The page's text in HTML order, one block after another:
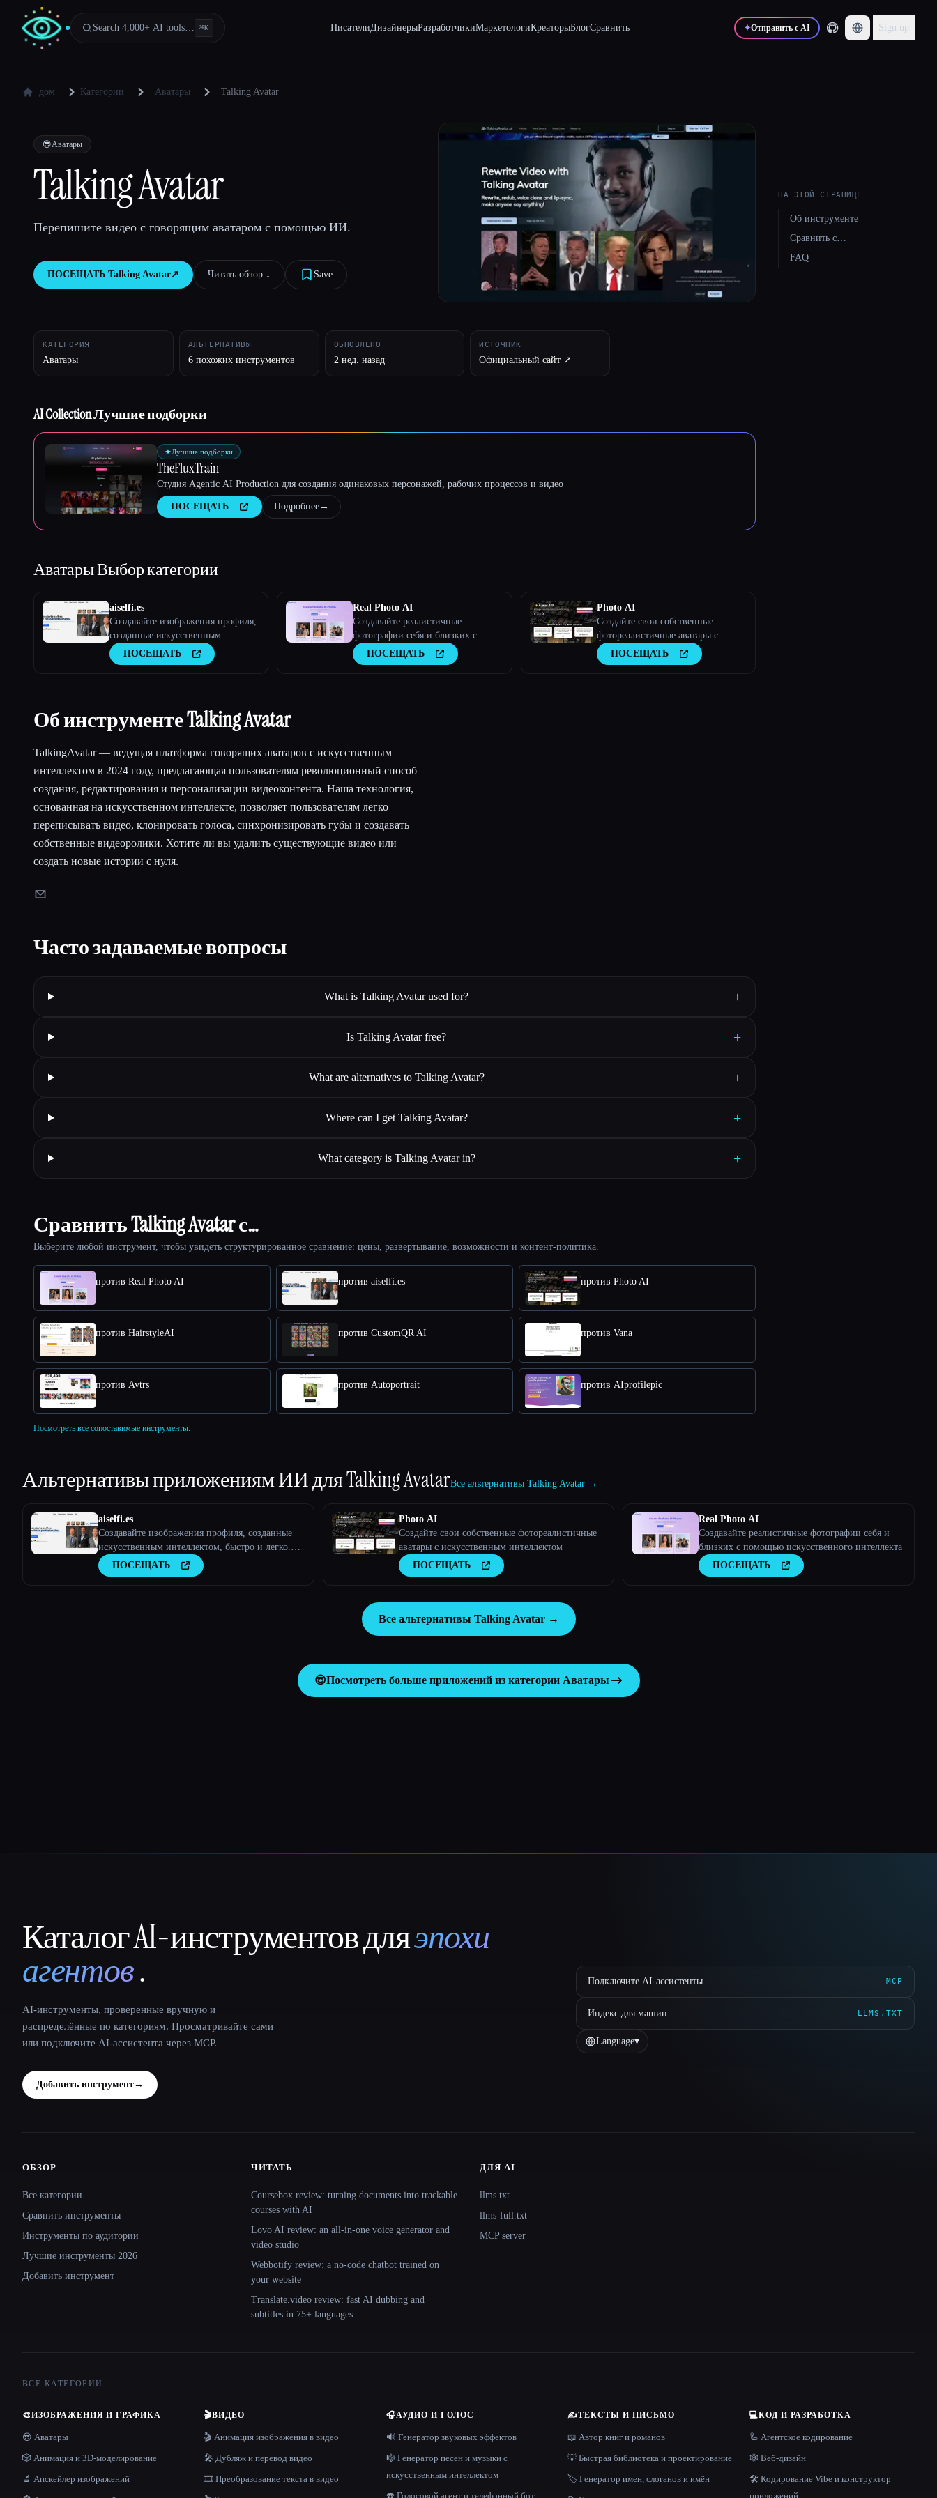
Search 4,000+ AI tools… ⌘K ПисателиДизайнерыРазработчикиМаркетологиКреаторыБлогСравнить ✦Отправить с AI Sign up
дом Категории Аватары Talking Avatar
😎Аватары
Talking Avatar
Перепишите видео с говорящим аватаром с помощью ИИ.
ПОСЕЩАТЬ Talking Avatar↗︎ Читать обзор ↓︎ Save
КАТЕГОРИЯ
Аватары
АЛЬТЕРНАТИВЫ
6 похожих инструментов
ОБНОВЛЕНО
2 нед. назад
ИСТОЧНИК
Официальный сайт ↗︎
AI Collection Лучшие подборки
★Лучшие подборки
TheFluxTrain
Студия Agentic AI Production для создания одинаковых персонажей, рабочих процессов и видео
ПОСЕЩАТЬ Подробнее→
АватарыВыбор категории
aiselfi.es
Создавайте изображения профиля,
созданные искусственным
интеллектом, быстро и легко.
Используйте наш инструмент для
искусственным интеллектом за
считанные минуты. Попробуйте →
ПОСЕЩАТЬ
Real Photo AI
Создавайте реалистичные
фотографии себя и близких с
помощью искусственного
интеллекта
ПОСЕЩАТЬ
Photo AI
Создайте свои собственные
фотореалистичные аватары с
искусственным интеллектом
ПОСЕЩАТЬ
Об инструменте Talking Avatar
TalkingAvatar — ведущая платформа говорящих аватаров с искусственным
интеллектом в 2024 году, предлагающая пользователям революционный способ
создания, редактирования и персонализации видеоконтента. Наша технология,
основанная на искусственном интеллекте, позволяет пользователям легко
переписывать видео, клонировать голоса, синхронизировать губы и создавать
собственные видеоролики. Хотите ли вы удалить существующие видео или
создать новые истории с нуля.
Часто задаваемые вопросы
What is Talking Avatar used for? +
Is Talking Avatar free? +
What are alternatives to Talking Avatar? +
Where can I get Talking Avatar? +
What category is Talking Avatar in? +
Сравнить Talking Avatar с…
Выберите любой инструмент, чтобы увидеть структурированное сравнение: цены, развертывание, возможности и контент-политика.
против Real Photo AI против aiselfi.es против Photo AI
против HairstyleAI против CustomQR AI против Vana
против Avtrs против Autoportrait против AIprofilepic
Посмотреть все сопоставимые инструменты.
НА ЭТОЙ СТРАНИЦЕ
Об инструменте
Сравнить с…
FAQ
Альтернативы приложениям ИИ дляTalking AvatarВсе альтернативы Talking Avatar →
aiselfi.es
Создавайте изображения профиля, созданные
искусственным интеллектом, быстро и легко.
Используйте наш инструмент для создания
бесплатных персонализированных изображений
ПОСЕЩАТЬ
Photo AI
Создайте свои собственные фотореалистичные
аватары с искусственным интеллектом
ПОСЕЩАТЬ
Real Photo AI
Создавайте реалистичные фотографии себя и
близких с помощью искусственного интеллекта
ПОСЕЩАТЬ
Все альтернативы Talking Avatar →
😎Посмотреть больше приложений из категории Аватары
That AI Collection
Каталог AI-инструментов дляэпохи
агентов.
AI-инструменты, проверенные вручную и
распределённые по категориям. Просматривайте сами
или подключите AI-ассистента через MCP.
Добавить инструмент→
Подключите AI-ассистенты MCP
Индекс для машин LLMS.TXT
Language▾
Site navigation
ОБЗОР
Все категории
Сравнить инструменты
Инструменты по аудитории
Лучшие инструменты 2026
Добавить инструмент
ЧИТАТЬ
Coursebox review: turning documents into trackable
courses with AI
Lovo AI review: an all-in-one voice generator and
video studio
Webbotify review: a no-code chatbot trained on
your website
Translate.video review: fast AI dubbing and
subtitles in 75+ languages
ДЛЯ AI
llms.txt
llms-full.txt
MCP server
ВСЕ КАТЕГОРИИ
🎨ИЗОБРАЖЕНИЯ И ГРАФИКА
😎 Аватары
🎲 Анимация и 3D-моделирование
🔬 Апскейлер изображений
🎬ВИДЕО
🎬 Анимация изображения в видео
🎤 Дубляж и перевод видео
🎞️ Преобразование текста в видео
🎧АУДИО И ГОЛОС
🔊 Генератор звуковых эффектов
🎼 Генератор песен и музыки с
искусственным интеллектом
☎️ Голосовой агент и телефонный бот
✍️ТЕКСТЫ И ПИСЬМО
📖 Автор книг и романов
💡 Быстрая библиотека и проектирование
🏷️ Генератор имен, слоганов и имён
💻КОД И РАЗРАБОТКА
🦾 Агентское кодирование
🕸 Веб-дизайн
🛠️ Кодирование Vibe и конструктор
приложений